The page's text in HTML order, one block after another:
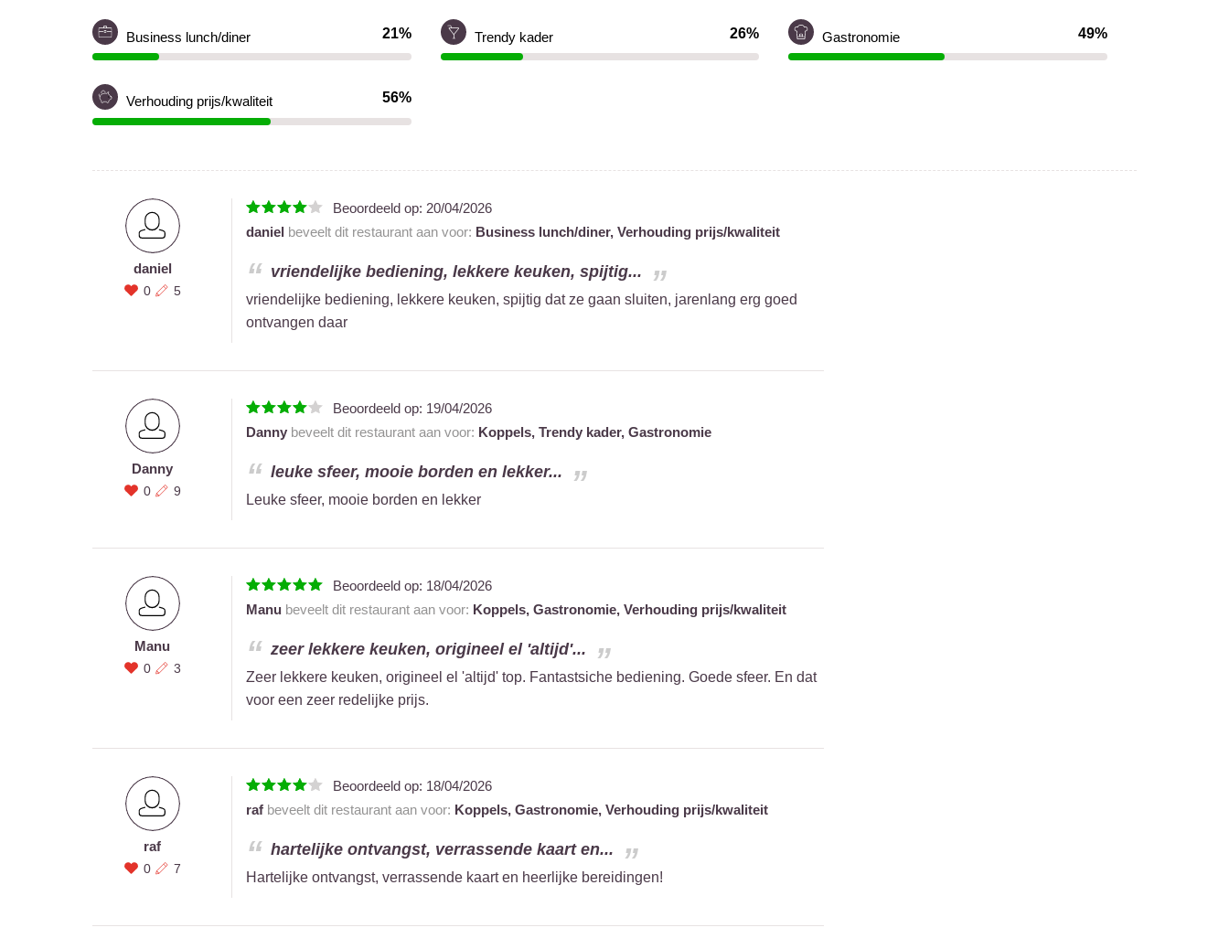
Business lunch/diner 21% Trendy kader 26% Gastronomie 49%
Verhouding prijs/kwaliteit 56%
daniel
0 5
Beoordeeld op: 20/04/2026
daniel beveelt dit restaurant aan voor: Business lunch/diner, Verhouding prijs/kwaliteit
vriendelijke bediening, lekkere keuken, spijtig...
vriendelijke bediening, lekkere keuken, spijtig dat ze gaan sluiten, jarenlang erg goed
ontvangen daar
Danny
0 9
Beoordeeld op: 19/04/2026
Dannybeveelt dit restaurant aan voor: Koppels, Trendy kader, Gastronomie
leuke sfeer, mooie borden en lekker...
Leuke sfeer, mooie borden en lekker
Manu
0 3
Beoordeeld op: 18/04/2026
Manu beveelt dit restaurant aan voor: Koppels, Gastronomie, Verhouding prijs/kwaliteit
zeer lekkere keuken, origineel el 'altijd'...
Zeer lekkere keuken, origineel el 'altijd' top. Fantastsiche bediening. Goede sfeer. En dat
voor een zeer redelijke prijs.
raf
0 7
Beoordeeld op: 18/04/2026
rafbeveelt dit restaurant aan voor: Koppels, Gastronomie, Verhouding prijs/kwaliteit
hartelijke ontvangst, verrassende kaart en...
Hartelijke ontvangst, verrassende kaart en heerlijke bereidingen!